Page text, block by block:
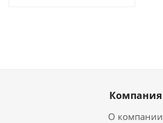
Компания
О компании